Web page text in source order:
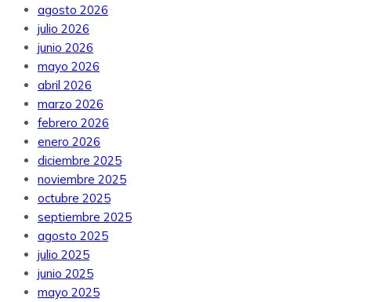
agosto 2026
julio 2026
junio 2026
mayo 2026
abril 2026
marzo 2026
febrero 2026
enero 2026
diciembre 2025
noviembre 2025
octubre 2025
septiembre 2025
agosto 2025
julio 2025
junio 2025
mayo 2025